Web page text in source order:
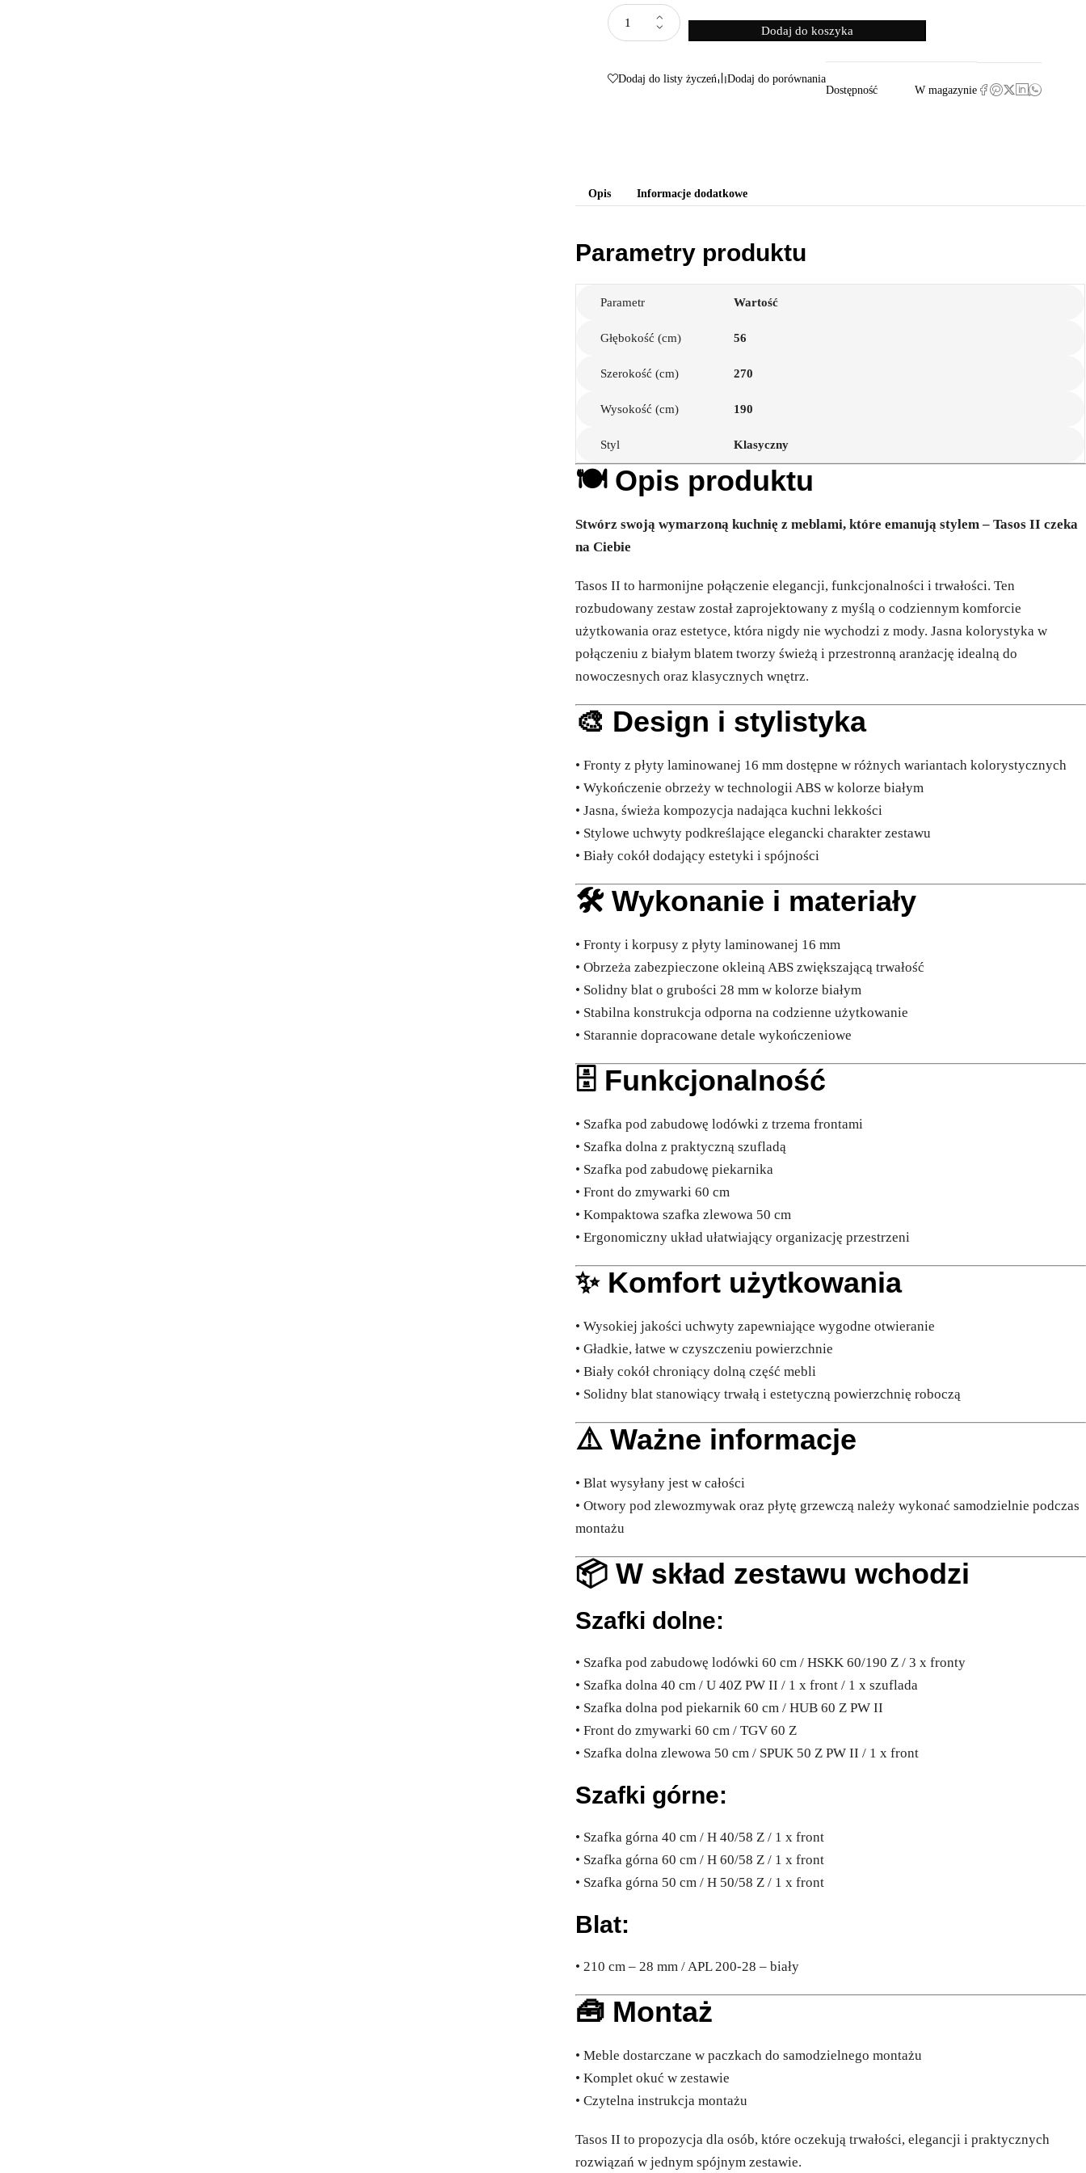
Dodaj do koszyka
Dodaj do listy życzeń
Dodaj do porównania
Dostępność
W magazynie
Opis Informacje dodatkowe
Parametry produktu
Parametr Wartość
Głębokość (cm) 56
Szerokość (cm) 270
Wysokość (cm) 190
Styl Klasyczny
🍽️ Opis produktu
Stwórz swoją wymarzoną kuchnię z meblami, które emanują stylem – Tasos II czeka
na Ciebie
Tasos II to harmonijne połączenie elegancji, funkcjonalności i trwałości. Ten
rozbudowany zestaw został zaprojektowany z myślą o codziennym komforcie
użytkowania oraz estetyce, która nigdy nie wychodzi z mody. Jasna kolorystyka w
połączeniu z białym blatem tworzy świeżą i przestronną aranżację idealną do
nowoczesnych oraz klasycznych wnętrz.
🎨 Design i stylistyka
• Fronty z płyty laminowanej 16 mm dostępne w różnych wariantach kolorystycznych
• Wykończenie obrzeży w technologii ABS w kolorze białym
• Jasna, świeża kompozycja nadająca kuchni lekkości
• Stylowe uchwyty podkreślające elegancki charakter zestawu
• Biały cokół dodający estetyki i spójności
🛠️ Wykonanie i materiały
• Fronty i korpusy z płyty laminowanej 16 mm
• Obrzeża zabezpieczone okleiną ABS zwiększającą trwałość
• Solidny blat o grubości 28 mm w kolorze białym
• Stabilna konstrukcja odporna na codzienne użytkowanie
• Starannie dopracowane detale wykończeniowe
🗄️ Funkcjonalność
• Szafka pod zabudowę lodówki z trzema frontami
• Szafka dolna z praktyczną szufladą
• Szafka pod zabudowę piekarnika
• Front do zmywarki 60 cm
• Kompaktowa szafka zlewowa 50 cm
• Ergonomiczny układ ułatwiający organizację przestrzeni
✨ Komfort użytkowania
• Wysokiej jakości uchwyty zapewniające wygodne otwieranie
• Gładkie, łatwe w czyszczeniu powierzchnie
• Biały cokół chroniący dolną część mebli
• Solidny blat stanowiący trwałą i estetyczną powierzchnię roboczą
⚠️ Ważne informacje
• Blat wysyłany jest w całości
• Otwory pod zlewozmywak oraz płytę grzewczą należy wykonać samodzielnie podczas
montażu
📦 W skład zestawu wchodzi
Szafki dolne:
• Szafka pod zabudowę lodówki 60 cm / HSKK 60/190 Z / 3 x fronty
• Szafka dolna 40 cm / U 40Z PW II / 1 x front / 1 x szuflada
• Szafka dolna pod piekarnik 60 cm / HUB 60 Z PW II
• Front do zmywarki 60 cm / TGV 60 Z
• Szafka dolna zlewowa 50 cm / SPUK 50 Z PW II / 1 x front
Szafki górne:
• Szafka górna 40 cm / H 40/58 Z / 1 x front
• Szafka górna 60 cm / H 60/58 Z / 1 x front
• Szafka górna 50 cm / H 50/58 Z / 1 x front
Blat:
• 210 cm – 28 mm / APL 200-28 – biały
🧰 Montaż
• Meble dostarczane w paczkach do samodzielnego montażu
• Komplet okuć w zestawie
• Czytelna instrukcja montażu
Tasos II to propozycja dla osób, które oczekują trwałości, elegancji i praktycznych
rozwiązań w jednym spójnym zestawie.